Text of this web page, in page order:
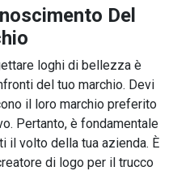
Del
loghi di bellezza è
del tuo marchio. Devi
il loro marchio preferito
Pertanto, è fondamentale
il volto della tua azienda. È
di logo per il trucco